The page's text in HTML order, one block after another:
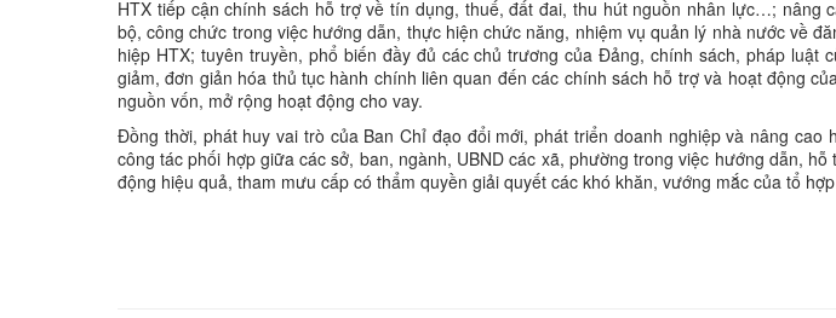
HTX tiếp cận chính sách hỗ trợ về tín dụng, thuế, đất đai, thu hút nguồn nhân lực…; nâng
bộ, công chức trong việc hướng dẫn, thực hiện chức năng, nhiệm vụ quản lý nhà nước về
hiệp HTX; tuyên truyền, phổ biến đầy đủ các chủ trương của Đảng, chính sách, pháp luật
giảm, đơn giản hóa thủ tục hành chính liên quan đến các chính sách hỗ trợ và hoạt động
nguồn vốn, mở rộng hoạt động cho vay.
Đồng thời, phát huy vai trò của Ban Chỉ đạo đổi mới, phát triển doanh nghiệp và nâng
công tác phối hợp giữa các sở, ban, ngành, UBND các xã, phường trong việc hướng dẫn,
động hiệu quả, tham mưu cấp có thẩm quyền giải quyết các khó khăn, vướng mắc của tổ